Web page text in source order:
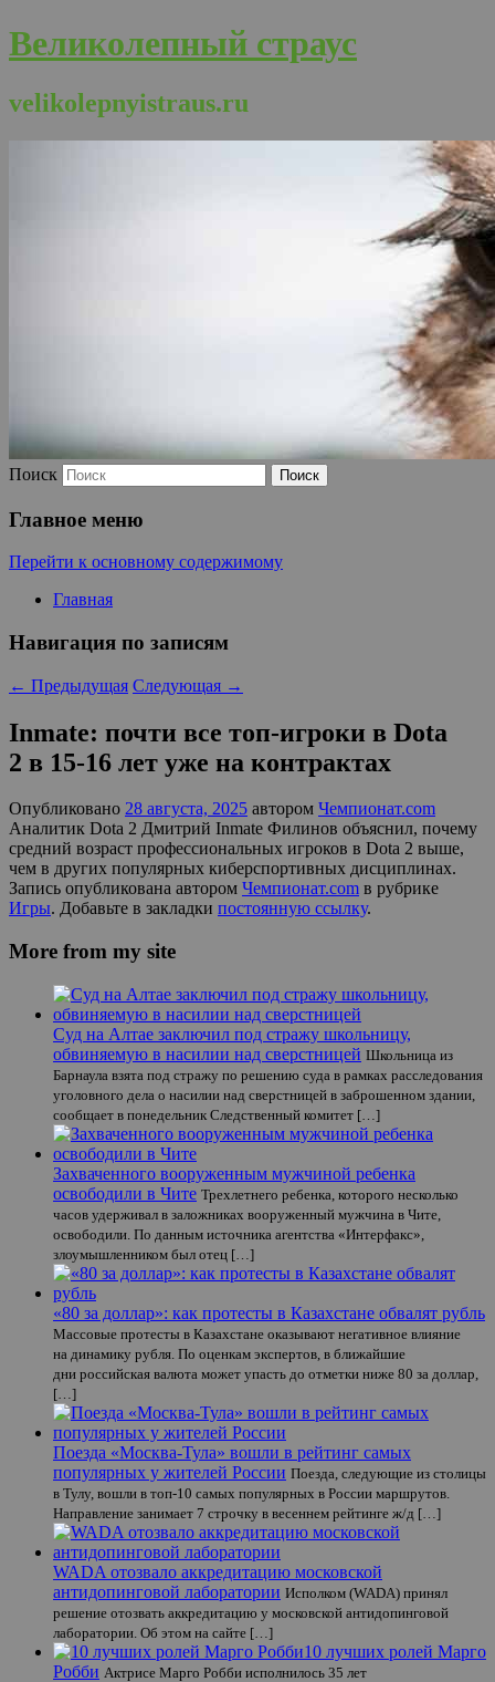
Великолепный страус
velikolepnyistraus.ru
Поиск
Главное меню
Перейти к основному содержимому
Главная
Навигация по записям
← Предыдущая Следующая →
Inmate: почти все топ-игроки в Dota
2 в 15-16 лет уже на контрактах
Опубликовано 28 августа, 2025 автором Чемпионат.com
Аналитик Dota 2 Дмитрий Inmate Филинов объяснил, почему
средний возраст профессиональных игроков в Dota 2 выше,
чем в других популярных киберспортивных дисциплинах.
Запись опубликована автором Чемпионат.com в рубрике
Игры. Добавьте в закладки постоянную ссылку.
More from my site
Суд на Алтае заключил под стражу школьницу,
обвиняемую в насилии над сверстницей Школьница из
Барнаула взята под стражу по решению суда в рамках расследования
уголовного дела о насилии над сверстницей в заброшенном здании,
сообщает в понедельник Следственный комитет […]
Захваченного вооруженным мужчиной ребенка
освободили в Чите Трехлетнего ребенка, которого несколько
часов удерживал в заложниках вооруженный мужчина в Чите,
освободили. По данным источника агентства «Интерфакс»,
злоумышленником был отец […]
«80 за доллар»: как протесты в Казахстане обвалят рубль
Массовые протесты в Казахстане оказывают негативное влияние
на динамику рубля. По оценкам экспертов, в ближайшие
дни российская валюта может упасть до отметки ниже 80 за доллар,
[…]
Поезда «Москва-Тула» вошли в рейтинг самых
популярных у жителей России Поезда, следующие из столицы
в Тулу, вошли в топ-10 самых популярных в России маршрутов.
Направление занимает 7 строчку в весеннем рейтинге ж/д […]
WADA отозвало аккредитацию московской
антидопинговой лаборатории Исполком (WADA) принял
решение отозвать аккредитацию у московской антидопинговой
лаборатории. Об этом на сайте […]
10 лучших ролей Марго
Робби Актрисе Марго Робби исполнилось 35 лет